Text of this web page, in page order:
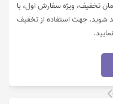
غذا می‌توانید از 100 هزار تومان تخفیف، ویژه سفارش اول، با
مند شوید. جهت استفاده از تخفیف